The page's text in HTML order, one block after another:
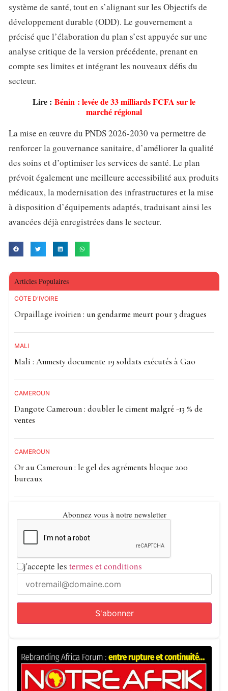
système de santé, tout en s’alignant sur les Objectifs de
développement durable (ODD). Le gouvernement a
précisé que l’élaboration du plan s’est appuyée sur une
analyse critique de la version précédente, prenant en
compte ses limites et intégrant les nouveaux défis du
secteur.
Lire : Bénin : levée de 33 milliards FCFA sur le
marché régional
La mise en œuvre du PNDS 2026-2030 va permettre de
renforcer la gouvernance sanitaire, d’améliorer la qualité
des soins et d’optimiser les services de santé. Le plan
prévoit également une meilleure accessibilité aux produits
médicaux, la modernisation des infrastructures et la mise
à disposition d’équipements adaptés, traduisant ainsi les
avancées déjà enregistrées dans le secteur.
Articles Populaires
CÔTE D'IVOIRE
Orpaillage ivoirien : un gendarme meurt pour 3 dragues
MALI
Mali : Amnesty documente 19 soldats exécutés à Gao
CAMEROUN
Dangote Cameroun : doubler le ciment malgré -13 % de
ventes
CAMEROUN
Or au Cameroun : le gel des agréments bloque 200
bureaux
Abonnez vous à notre newsletter
j'accepte les termes et conditions